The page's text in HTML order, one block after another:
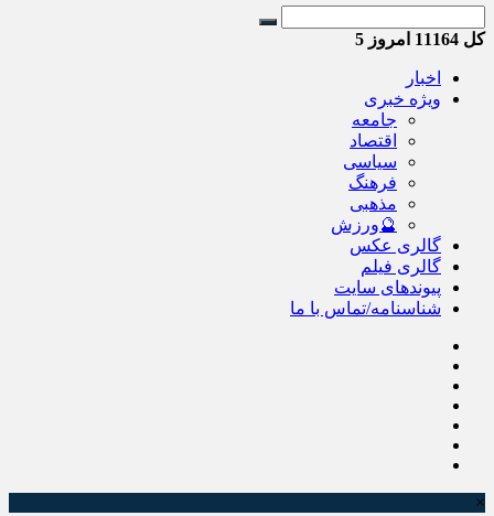
کل امروز 5
اخبار
ویژه خبری
جامعه
اقتصاد
سیاسی
فرهنگ
مذهبی
🔮ورزش
گالری عکس
گالری فیلم
پیوندهای سایت
شناسنامه/تماس با ما
×